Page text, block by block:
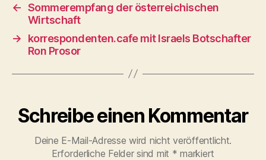
← Sommerempfang der österreichischen
Wirtschaft
→
korrespondenten.cafe mit Israels Botschafter
Ron Prosor
Schreibe einen Kommentar
Deine E-Mail-Adresse wird nicht veröffentlicht.
Erforderliche Felder sind mit * markiert